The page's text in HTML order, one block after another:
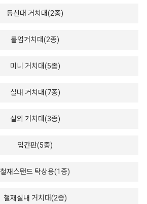
등신대 거치대(2종)
롤업거치대(2종)
미니 거치대(5종)
실내 거치대(7종)
실외 거치대(3종)
입간판(5종)
철재스탠드 탁상용(1종)
철재실내 거치대(2종)